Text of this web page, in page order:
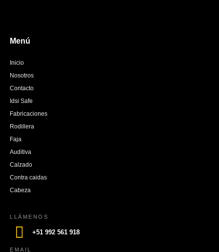
Menú
Inicio
Nosotros
Contacto
Idsi Safe
Fabricaciones
Rodillera
Faja
Auditiva
Calzado
Contra caidas
Cabeza
LLÁMENOS
+51 992 561 918
EMAIL